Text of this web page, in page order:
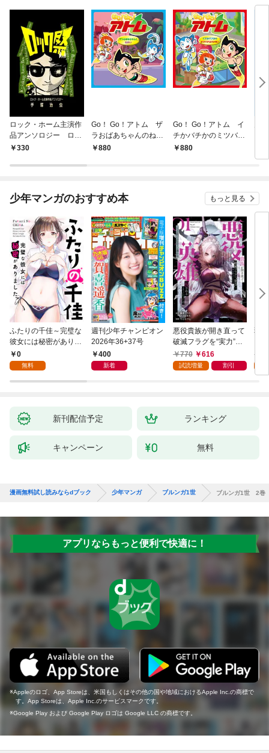
ロック・ホーム主演作
品アンソロジー ロッ
ク祭（フェスティバ
330
Go！ Go！アトム ザ
ラおばあちゃんのねが
い880
Go！ Go！アトム イ
チかバチかのミツバチ
ミッション
880
少年マンガのおすすめ本 もっと見る
ふたりの千佳～完璧な
彼女には秘密がありま
した(1)
0
無料
週刊少年チャンピオン
2026年36+37号
400
新着
悪役貴族が開き直って
破滅フラグを“実力”で
叩き折っていたら、い
つの間にかヒロイン達
770 616
試読増量 割引
弱
新刊配信予定 ランキング
キャンペーン 無料
漫画無料試し読みならdブック 少年マンガ ブルンガ1世 ブルンガ1世 2巻
アプリならもっと便利で快適に！
Appleのロゴ、App Storeは、米国もしくはその他の国や地域におけるApple Inc.の商標で
す。App Storeは、Apple Inc.のサービスマークです。
Google Play および Google Play ロゴは Google LLC の商標です。